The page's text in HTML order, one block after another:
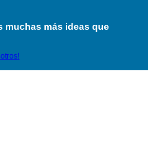
muchas más ideas que